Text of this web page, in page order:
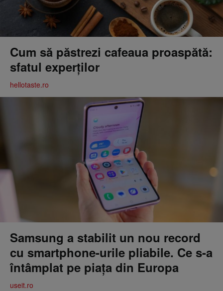
Cum să păstrezi cafeaua proaspătă:
sfatul experților
hellotaste.ro
Samsung a stabilit un nou record
cu smartphone-urile pliabile. Ce s-a
întâmplat pe piața din Europa
useit.ro